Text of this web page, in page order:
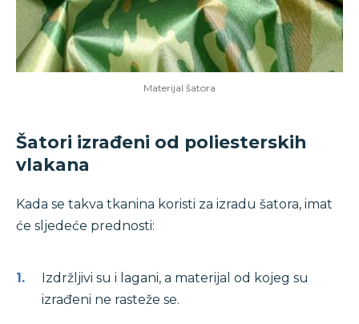
Materijal šatora
Šatori izrađeni od poliesterskih
vlakana
Kada se takva tkanina koristi za izradu šatora, imat
će sljedeće prednosti:
Izdržljivi su i lagani, a materijal od kojeg su
izrađeni ne rasteže se.